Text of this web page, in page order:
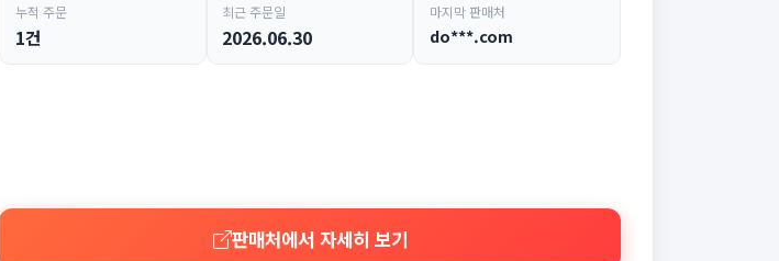
누적 주문
1건
최근 주문일
2026.06.30
마지막 판매처
do***.com
판매처에서 자세히 보기